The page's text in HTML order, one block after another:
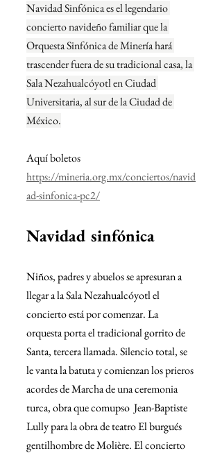
Navidad Sinfónica es el legendario
concierto navideño familiar que la
Orquesta Sinfónica de Minería hará
trascender fuera de su tradicional casa, la
Sala Nezahualcóyotl en Ciudad
Universitaria, al sur de la Ciudad de
México.
Aquí boletos
https://mineria.org.mx/conciertos/navid
ad-sinfonica-pc2/
Navidad sinfónica
Niños, padres y abuelos se apresuran a
llegar a la Sala Nezahualcóyotl el
concierto está por comenzar. La
orquesta porta el tradicional gorrito de
Santa, tercera llamada. Silencio total, se
le vanta la batuta y comienzan los prieros
acordes de Marcha de una ceremonia
turca, obra que comupso  Jean-Baptiste
Lully para la obra de teatro El burgués
gentilhombre de Molière. El concierto